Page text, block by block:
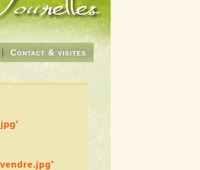
Contact & visites